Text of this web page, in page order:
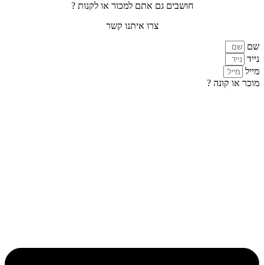
חושבים גם אתם למכור או לקנות ?
צרו איתנו קשר
שם
נייד
מייל
מוכר או קונה ?